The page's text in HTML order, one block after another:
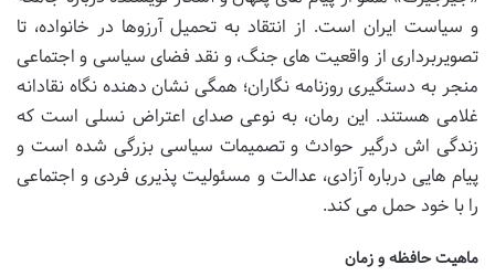
و سیاست ایران است. از انتقاد به تحمیل آرزوها در خانواده، تا
تصویربرداری از واقعیت های جنگ، و نقد فضای سیاسی و اجتماعی
منجر به دستگیری روزنامه نگاران؛ همگی نشان دهنده نگاه نقادانه
غلامی هستند. این رمان، به نوعی صدای اعتراض نسلی است که
زندگی اش درگیر حوادث و تصمیمات سیاسی بزرگی شده است و
پیام هایی درباره آزادی، عدالت و مسئولیت پذیری فردی و اجتماعی
را با خود حمل می کند.
ماهیت حافظه و زمان